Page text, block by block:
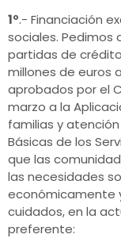
1º.- Financiación
sociales. Pedimos
partidas de
millones de euros
aprobados por el
marzo a la
familias y
Básicas de los
que las
las necesidades
económicamente
cuidados, en la
preferente: